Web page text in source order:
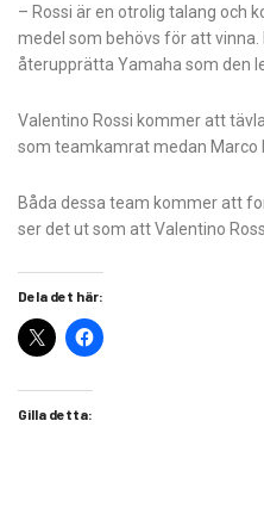
– Rossi är en otrolig talang och
medel som behövs för att
återupprätta Yamaha som den
Valentino Rossi kommer att
som teamkamrat medan Marco
Båda dessa team kommer att
ser det ut som att Valentino
Dela det här:
Gilla detta: